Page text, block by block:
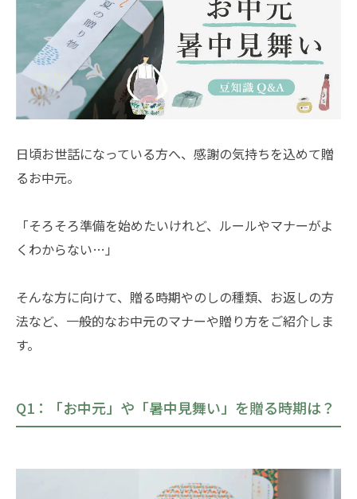
日頃お世話になっている方へ、感謝の気持ちを込めて贈
るお中元。
「そろそろ準備を始めたいけれど、ルールやマナーがよ
くわからない…」
そんな方に向けて、贈る時期やのしの種類、お返しの方
法など、一般的なお中元のマナーや贈り方をご紹介しま
す。
Q1：「お中元」や「暑中見舞い」を贈る時期は？